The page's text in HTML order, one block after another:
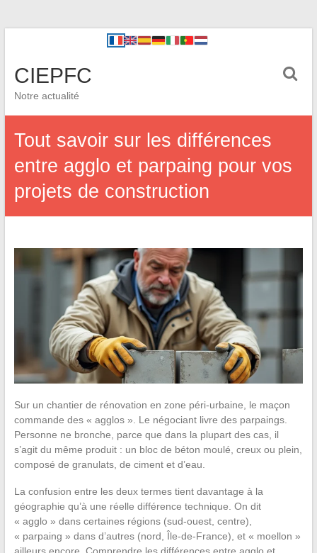
CIEPFC
Notre actualité
Tout savoir sur les différences
entre agglo et parpaing pour vos
projets de construction
Sur un chantier de rénovation en zone péri-urbaine, le maçon
commande des « agglos ». Le négociant livre des parpaings.
Personne ne bronche, parce que dans la plupart des cas, il
s’agit du même produit : un bloc de béton moulé, creux ou plein,
composé de granulats, de ciment et d’eau.
La confusion entre les deux termes tient davantage à la
géographie qu’à une réelle différence technique. On dit
« agglo » dans certaines régions (sud-ouest, centre),
« parpaing » dans d’autres (nord, Île-de-France), et « moellon »